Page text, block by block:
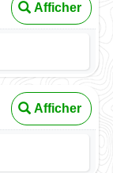
Afficher
Afficher